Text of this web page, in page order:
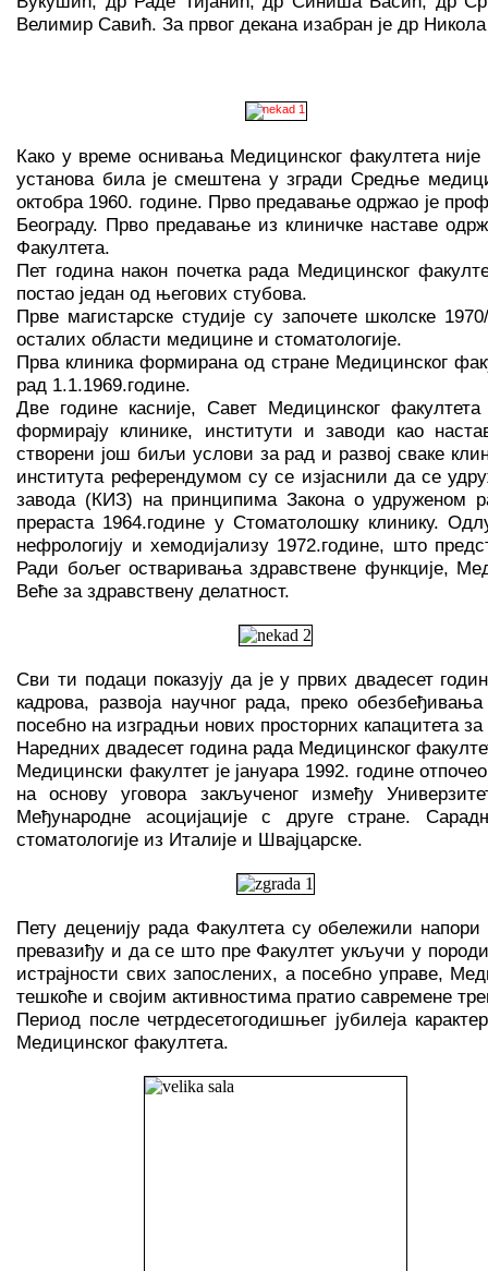
Велимир Савић. За првог декана изабран је др
Како у време оснивања Медицинског факултета
установа била је смештена у згради Средње
октобра 1960. године. Прво предавање одржао је
Београду. Прво предавање из клиничке наставе
Факултета.
Пет година након почетка рада Медицинског
постао један од његових стубова.
Прве магистарске студије су започете школске
осталих области медицине и стоматологије.
Прва клиника формирана од стране Медицинског
рад 1.1.1969.године.
Две године касније, Савет Медицинског
формирају клинике, институти и заводи као
створени још биљи услови за рад и развој сваке
института референдумом су се изјаснили да се
завода (КИЗ) на принципима Закона о удруженом
прераста 1964.године у Стоматолошку клинику.
нефрологију и хемодијализу 1972.године, што
Ради бољег остваривања здравствене функције,
Веће за здравствену делатност.
Сви ти подаци показују да је у првих двадесет
кадрова, развоја научног рада, преко
посебно на изградњи нових просторних капацитета
Наредних двадесет година рада Медицинског
Медицински факултет је јануара 1992. године
на основу уговора закљученог између
Међународне асоцијације с друге стране.
стоматологије из Италије и Швајцарске.
Пету деценију рада Факултета су обележили
превазиђу и да се што пре Факултет укључи у
истрајности свих запослених, а посебно управе,
тешкоће и својим активностима пратио савремене
Период после четрдесетогодишњег јубилеја
Медицинског факултета.